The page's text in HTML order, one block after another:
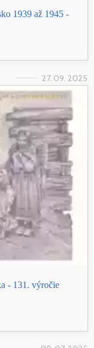
1939 až 1945 -
27. 09. 2025
- 131. výročie